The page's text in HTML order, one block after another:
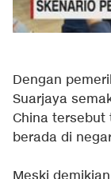
Dengan
Suarjaya
China tersebut
berada di